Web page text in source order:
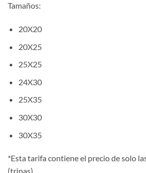
Tamaños:
20X20
20X25
25X25
24X30
25X35
30X30
30X35
*Esta tarifa contiene el precio de solo
(tripas)